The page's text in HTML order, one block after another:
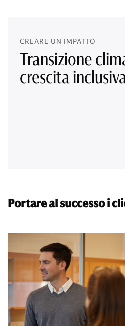
CREARE UN IMPATTO
Transizione
crescita
Portare al successo i